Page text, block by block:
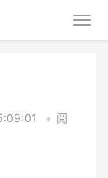
• 阅